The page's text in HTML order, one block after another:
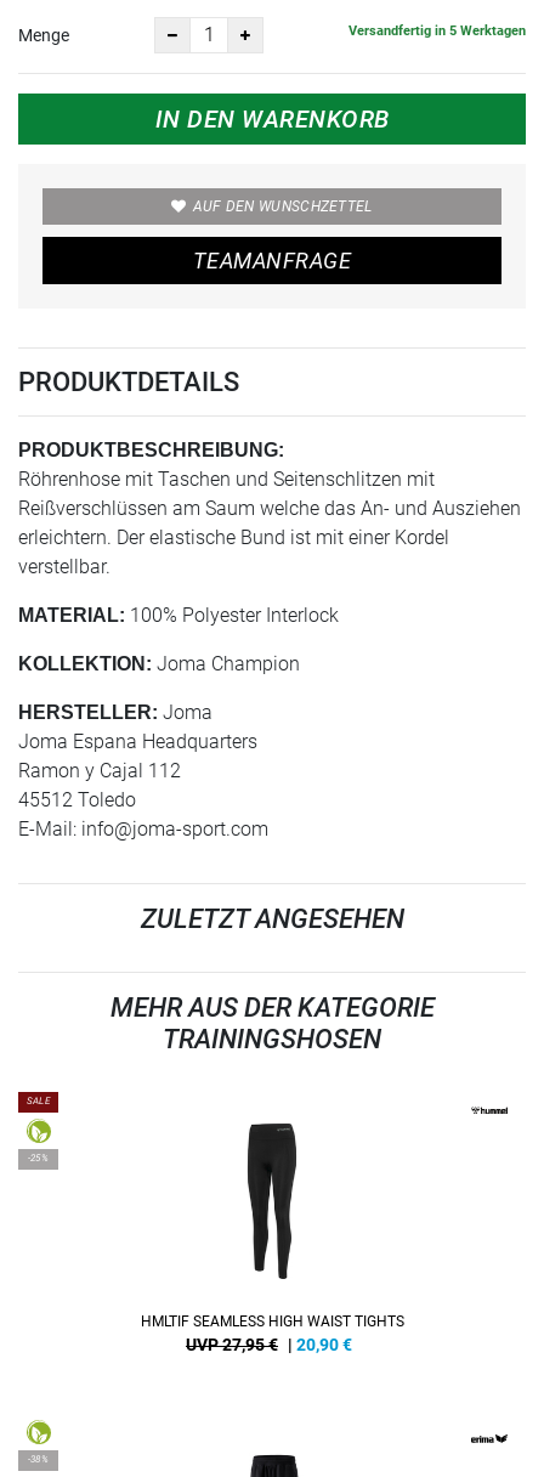
Menge Versandfertig in 5 Werktagen
IN DEN WARENKORB
AUF DEN WUNSCHZETTEL
TEAMANFRAGE
PRODUKTDETAILS
PRODUKTBESCHREIBUNG:
Röhrenhose mit Taschen und Seitenschlitzen mit
Reißverschlüssen am Saum welche das An- und Ausziehen
erleichtern. Der elastische Bund ist mit einer Kordel
verstellbar.
MATERIAL: 100% Polyester Interlock
KOLLEKTION: Joma Champion
HERSTELLER: Joma
Joma Espana Headquarters
Ramon y Cajal 112
45512 Toledo
E-Mail: info@joma-sport.com
ZULETZT ANGESEHEN
MEHR AUS DER KATEGORIE
TRAININGSHOSEN
SALE
-25%
HMLTIF SEAMLESS HIGH WAIST TIGHTS
UVP 27,95 € | 20,90€
-38%